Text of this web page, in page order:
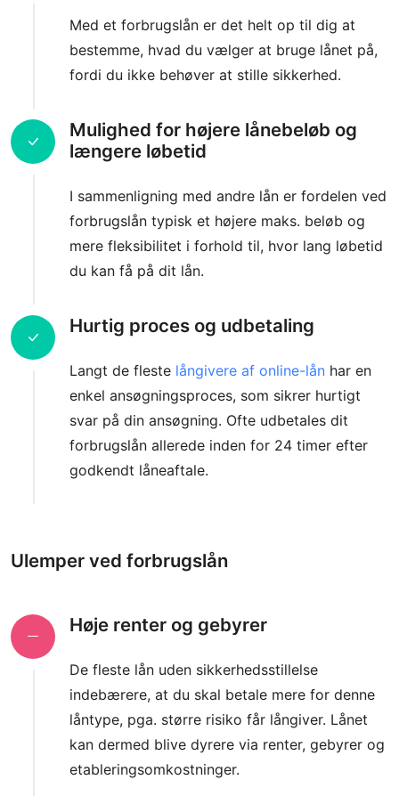
Med et forbrugslån er det helt op til dig at
bestemme, hvad du vælger at bruge lånet på,
fordi du ikke behøver at stille sikkerhed.
Mulighed for højere lånebeløb og
længere løbetid
I sammenligning med andre lån er fordelen ved
forbrugslån typisk et højere maks. beløb og
mere fleksibilitet i forhold til, hvor lang løbetid
du kan få på dit lån.
Hurtig proces og udbetaling
Langt de fleste långivere af online-lån har en
enkel ansøgningsproces, som sikrer hurtigt
svar på din ansøgning. Ofte udbetales dit
forbrugslån allerede inden for 24 timer efter
godkendt låneaftale.
Ulemper ved forbrugslån
Høje renter og gebyrer
De fleste lån uden sikkerhedsstillelse
indebærere, at du skal betale mere for denne
låntype, pga. større risiko får långiver. Lånet
kan dermed blive dyrere via renter, gebyrer og
etableringsomkostninger.